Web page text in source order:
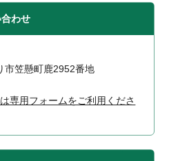
わせ
笠懸町鹿2952番地
専用フォームをご利用くださ